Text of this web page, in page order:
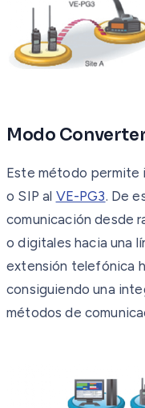
Modo
Este método permite
o SIP al VE-PG3. De
comunicación desde
o digitales hacia una
extensión telefónica
consiguiendo una
métodos de